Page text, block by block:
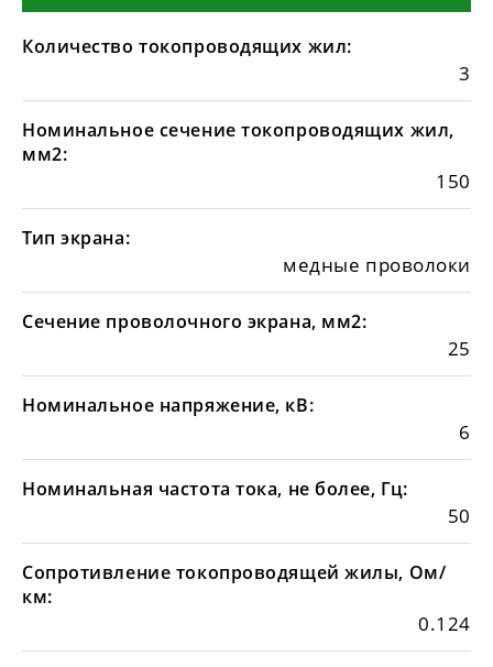
Количество токопроводящих жил:
3
Номинальное сечение токопроводящих жил,
мм2:
150
Тип экрана:
медные проволоки
Сечение проволочного экрана, мм2:
25
Номинальное напряжение, кВ:
6
Номинальная частота тока, не более, Гц:
50
Сопротивление токопроводящей жилы, Ом/
км:
0.124